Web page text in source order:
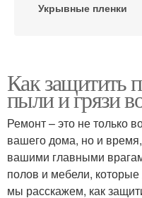
Укрывные пленки
Пластиковая пленка
Как защитить
пыли и грязи
Ремонт – это не только
вашего дома, но и время,
вашими главными
полов и мебели, которые
мы расскажем, как